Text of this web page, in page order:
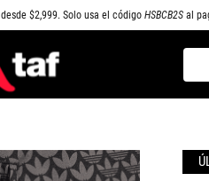
$2,999. Solo usa el código HSBCB2Sal